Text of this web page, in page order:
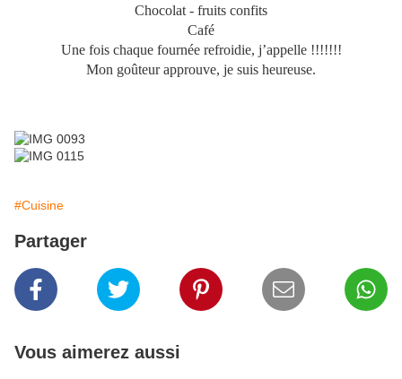
Chocolat - fruits confits
Café
Une fois chaque fournée refroidie, j’appelle !!!!!!!
Mon goûteur approuve, je suis heureuse.
#Cuisine
Partager
Vous aimerez aussi